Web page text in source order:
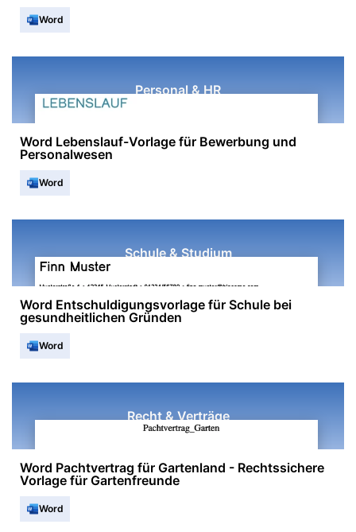
Word
Personal & HR
Word Lebenslauf-Vorlage für Bewerbung und
Personalwesen
Word
Schule & Studium
Word Entschuldigungsvorlage für Schule bei
gesundheitlichen Gründen
Word
Recht & Verträge
Word Pachtvertrag für Gartenland - Rechtssichere
Vorlage für Gartenfreunde
Word